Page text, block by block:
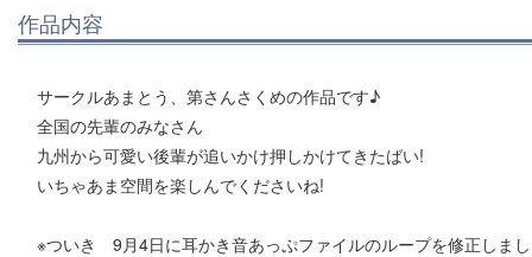
作品内容
サークルあまとう、第さんさくめの作品です♪
全国の先輩のみなさん
九州から可愛い後輩が追いかけ押しかけてきたばい!
いちゃあま空間を楽しんでくださいね!
※ついき 9月4日に耳かき音あっぷファイルのループを修正しま